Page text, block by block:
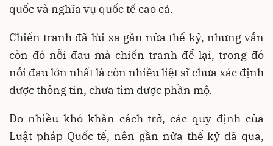
quốc và nghĩa vụ quốc tế cao cả.
Chiến tranh đã lùi xa gần nửa thế kỷ, nhưng vẫn
còn đó nỗi đau mà chiến tranh để lại, trong đó
nỗi đau lớn nhất là còn nhiều liệt sĩ chưa xác định
được thông tin, chưa tìm được phần mộ.
Do nhiều khó khăn cách trở, các quy định của
Luật pháp Quốc tế, nên gần nửa thế kỷ đã qua,